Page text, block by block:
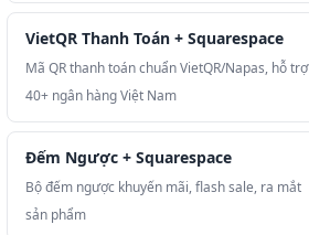
VietQR Thanh Toán + Squarespace
Mã QR thanh toán chuẩn VietQR/Napas, hỗ trợ
40+ ngân hàng Việt Nam
Đếm Ngược + Squarespace
Bộ đếm ngược khuyến mãi, flash sale, ra mắt
sản phẩm